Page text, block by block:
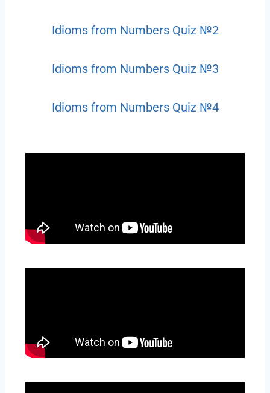
Idioms from Numbers Quiz №2
Idioms from Numbers Quiz №3
Idioms from Numbers Quiz №4